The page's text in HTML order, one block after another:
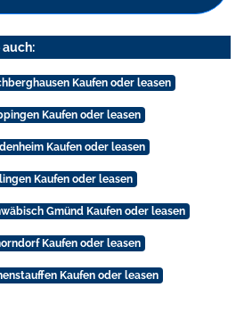
auch:
Kaufen oder leasen
Kaufen oder leasen
Kaufen oder leasen
Kaufen oder leasen
Gmünd Kaufen oder leasen
Kaufen oder leasen
Kaufen oder leasen